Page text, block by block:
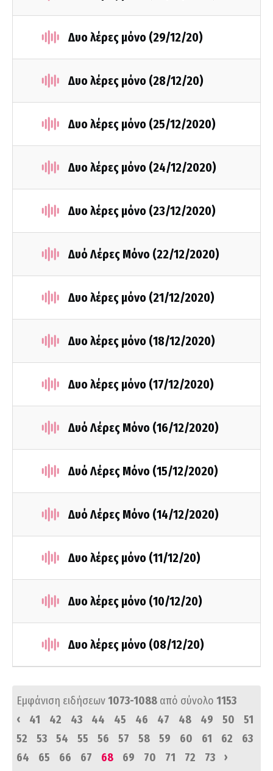
Δυο λέρες μόνο (29/12/20)
Δυο λέρες μόνο (28/12/20)
Δυο λέρες μόνο (25/12/2020)
Δυο λέρες μόνο (24/12/2020)
Δυο λέρες μόνο (23/12/2020)
Δυό Λέρες Μόνο (22/12/2020)
Δυο λέρες μόνο (21/12/2020)
Δυο λέρες μόνο (18/12/2020)
Δυο λέρες μόνο (17/12/2020)
Δυό Λέρες Μόνο (16/12/2020)
Δυό Λέρες Μόνο (15/12/2020)
Δυό Λέρες Μόνο (14/12/2020)
Δυο λέρες μόνο (11/12/20)
Δυο λέρες μόνο (10/12/20)
Δυο λέρες μόνο (08/12/20)
Εμφάνιση ειδήσεων1073-1088 από σύνολο 1153
‹
41 42 43 44 45 46 47 48 49 50
51
52
53 54 55 56 57 58 59 60 61 62
63
64
65 66 67 68 69 70 71 72 73 ›